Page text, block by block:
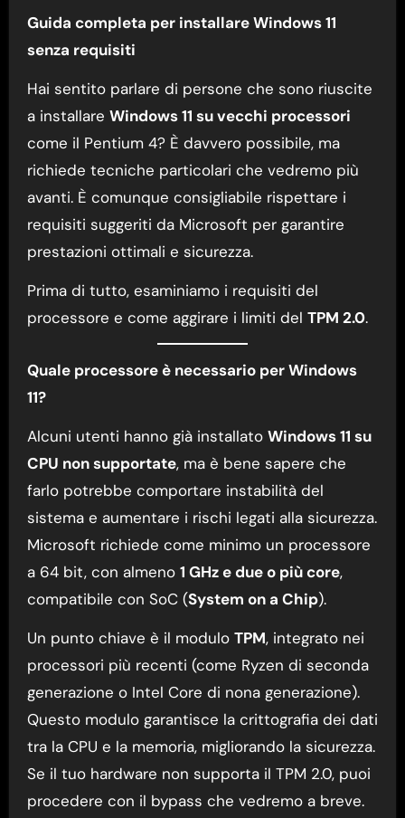
Guida completa per installare Windows 11
senza requisiti
Hai sentito parlare di persone che sono riuscite
a installare Windows 11 su vecchi processori
come il Pentium 4? È davvero possibile, ma
richiede tecniche particolari che vedremo più
avanti. È comunque consigliabile rispettare i
requisiti suggeriti da Microsoft per garantire
prestazioni ottimali e sicurezza.
Prima di tutto, esaminiamo i requisiti del
processore e come aggirare i limiti del TPM 2.0.
Quale processore è necessario per Windows
11?
Alcuni utenti hanno già installato Windows 11 su
CPU non supportate, ma è bene sapere che
farlo potrebbe comportare instabilità del
sistema e aumentare i rischi legati alla sicurezza.
Microsoft richiede come minimo un processore
a 64 bit, con almeno 1 GHz e due o più core,
compatibile con SoC (System on a Chip).
Un punto chiave è il modulo TPM, integrato nei
processori più recenti (come Ryzen di seconda
generazione o Intel Core di nona generazione).
Questo modulo garantisce la crittografia dei dati
tra la CPU e la memoria, migliorando la sicurezza.
Se il tuo hardware non supporta il TPM 2.0, puoi
procedere con il bypass che vedremo a breve.